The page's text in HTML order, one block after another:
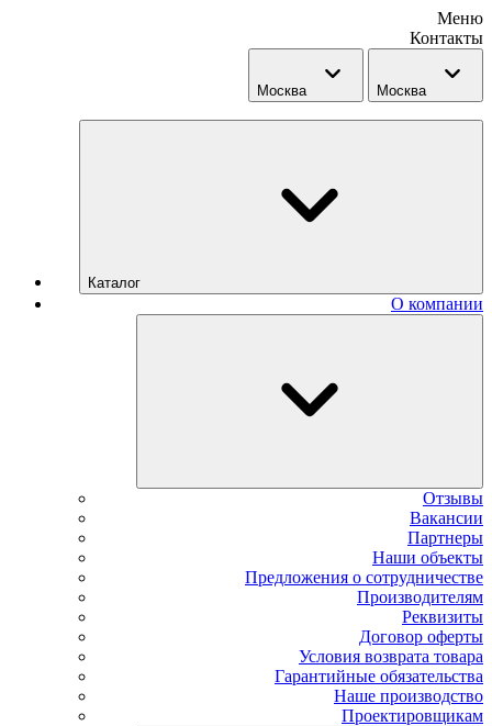
Меню
Контакты
Москва Москва
Каталог
О компании
Отзывы
Вакансии
Партнеры
Наши объекты
Предложения о сотрудничестве
Производителям
Реквизиты
Договор оферты
Условия возврата товара
Гарантийные обязательства
Наше производство
Проектировщикам